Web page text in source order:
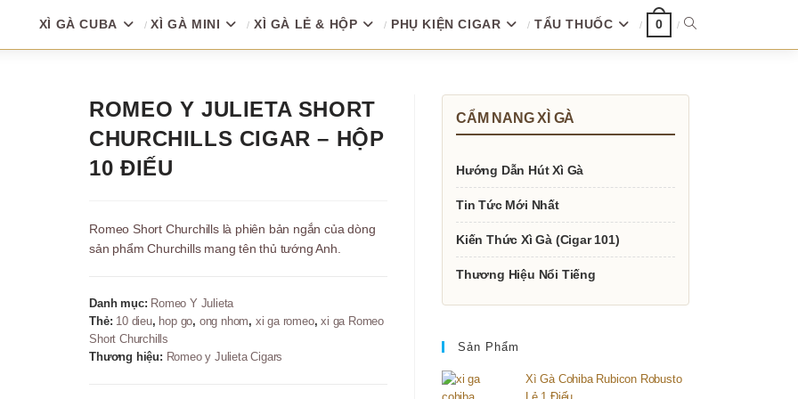
XÌ GÀ CUBA XÌ GÀ MINI XÌ GÀ LẺ & HỘP PHỤ KIỆN CIGAR TẨU THUỐC 0 TOGGLE
ROMEO Y JULIETA SHORT
CHURCHILLS CIGAR – HỘP
10 ĐIẾU
Romeo Short Churchills là phiên bản ngắn của dòng
sản phẩm Churchills mang tên thủ tướng Anh.
Danh mục: Romeo Y Julieta
Thẻ: 10 dieu, hop go, ong nhom, xi ga romeo,xi ga Romeo
Short Churchills
Thương hiệu: Romeo y Julieta Cigars
CẨM NANG XÌ GÀ
Hướng Dẫn Hút Xì Gà
Tin Tức Mới Nhất
Kiến Thức Xì Gà (Cigar 101)
Thương Hiệu Nổi Tiếng
Sản Phẩm
Xì Gà Cohiba Rubicon Robusto